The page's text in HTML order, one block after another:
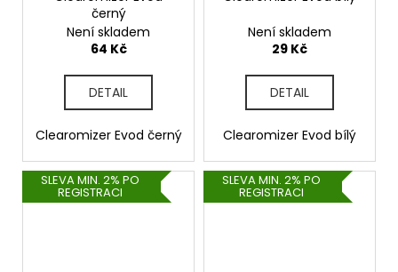
černý
Není skladem
64 Kč
DETAIL
Clearomizer Evod černý
Není skladem
29 Kč
DETAIL
Clearomizer Evod bílý
SLEVA MIN. 2% PO
REGISTRACI
SLEVA MIN. 2% PO
REGISTRACI